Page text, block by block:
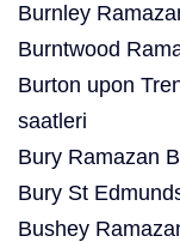
Burnley
Burntwood
Burton upon
saatleri
Bury Ramazan
Bury St
Bushey